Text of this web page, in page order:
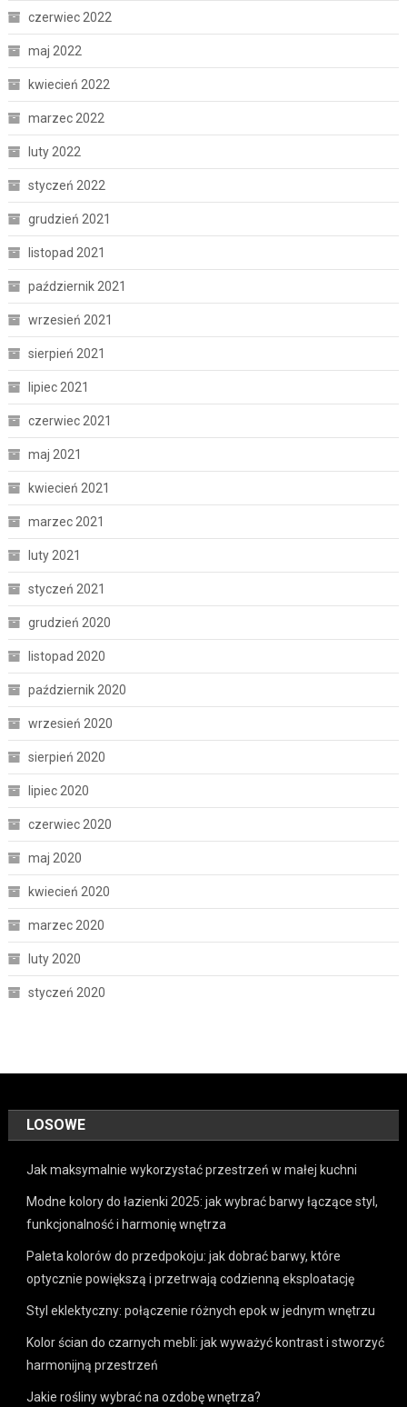
czerwiec 2022
maj 2022
kwiecień 2022
marzec 2022
luty 2022
styczeń 2022
grudzień 2021
listopad 2021
październik 2021
wrzesień 2021
sierpień 2021
lipiec 2021
czerwiec 2021
maj 2021
kwiecień 2021
marzec 2021
luty 2021
styczeń 2021
grudzień 2020
listopad 2020
październik 2020
wrzesień 2020
sierpień 2020
lipiec 2020
czerwiec 2020
maj 2020
kwiecień 2020
marzec 2020
luty 2020
styczeń 2020
LOSOWE
Jak maksymalnie wykorzystać przestrzeń w małej kuchni
Modne kolory do łazienki 2025: jak wybrać barwy łączące styl,
funkcjonalność i harmonię wnętrza
Paleta kolorów do przedpokoju: jak dobrać barwy, które
optycznie powiększą i przetrwają codzienną eksploatację
Styl eklektyczny: połączenie różnych epok w jednym wnętrzu
Kolor ścian do czarnych mebli: jak wyważyć kontrast i stworzyć
harmonijną przestrzeń
Jakie rośliny wybrać na ozdobę wnętrza?